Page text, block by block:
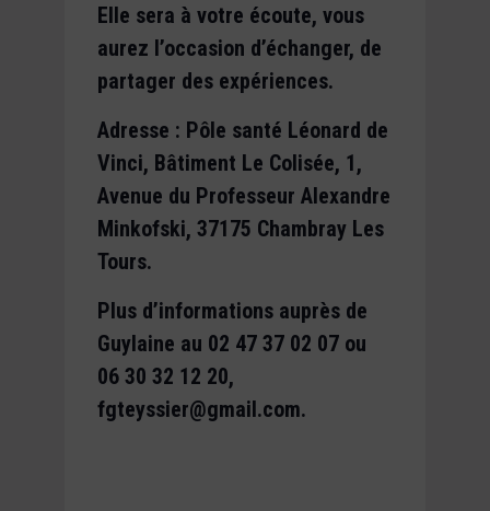
Elle sera à votre écoute, vous
aurez l’occasion d’échanger, de
partager des expériences.
Adresse : Pôle santé Léonard de
Vinci, Bâtiment Le Colisée, 1,
Avenue du Professeur Alexandre
Minkofski, 37175 Chambray Les
Tours.
Plus d’informations auprès de
Guylaine au 02 47 37 02 07 ou
06 30 32 12 20,
fgteyssier@gmail.com.